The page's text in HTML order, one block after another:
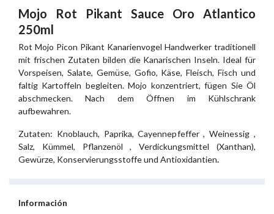
Mojo Rot Pikant Sauce Oro Atlantico
250ml
Rot Mojo Picon Pikant Kanarienvogel Handwerker traditionell
mit frischen Zutaten bilden die Kanarischen Inseln. Ideal für
Vorspeisen, Salate, Gemüse, Gofio, Käse, Fleisch, Fisch und
faltig Kartoffeln begleiten. Mojo konzentriert, fügen Sie Öl
abschmecken. Nach dem Öffnen im Kühlschrank
aufbewahren.
Zutaten: Knoblauch, Paprika, Cayennepfeffer , Weinessig ,
Salz, Kümmel, Pflanzenöl , Verdickungsmittel (Xanthan),
Gewürze, Konservierungsstoffe und Antioxidantien.
Información